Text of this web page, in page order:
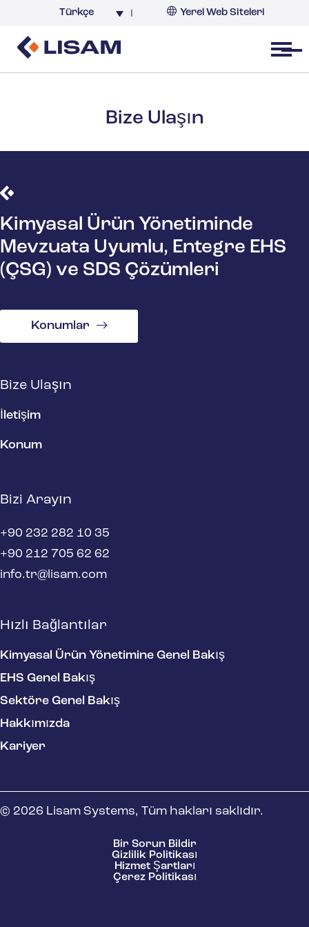
Türkçe Yerel Web Siteleri
Open menu
Bize Ulaşın
Kimyasal Ürün Yönetiminde
Mevzuata Uyumlu, Entegre EHS
(ÇSG) ve SDS Çözümleri
Konumlar
Bize Ulaşın
İletişim
Konum
Bizi Arayın
+90 232 282 10 35
+90 212 705 62 62
info.tr@lisam.com
Hızlı Bağlantılar
Kimyasal Ürün Yönetimine Genel Bakış
EHS Genel Bakış
Sektöre Genel Bakış
Hakkımızda
Kariyer
© 2026 Lisam Systems, Tüm hakları saklıdır.
Bir Sorun Bildir
Gizlilik Politikası
Hizmet Şartları
Çerez Politikası